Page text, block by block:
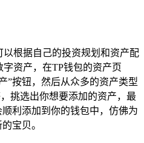
根据自己的投资规划和资产配
资产，在TP钱包的资产页
”按钮，然后从众多的资产类型
挑选出你想要添加的资产，最
利添加到你的钱包中，仿佛为
宝贝。